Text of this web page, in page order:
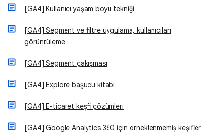
[GA4] Kullanıcı yaşam boyu tekniği
[GA4] Segment ve filtre uygulama, kullanıcıları
görüntüleme
[GA4] Segment çakışması
[GA4] Explore başucu kitabı
[GA4] E-ticaret keşfi çözümleri
[GA4] Google Analytics 360 için örneklenmemiş keşifler